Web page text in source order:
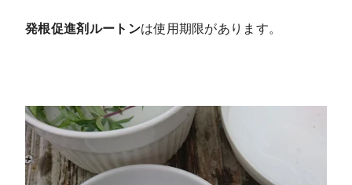
発根促進剤ルートンは使用期限があります。